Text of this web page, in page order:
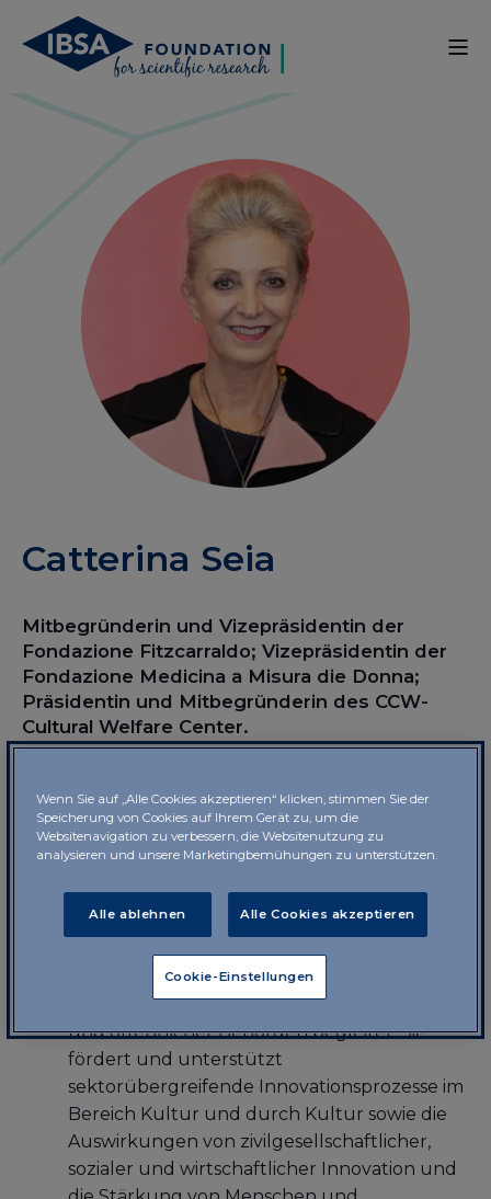
Catterina Seia
Mitbegründerin und Vizepräsidentin der
Fondazione Fitzcarraldo; Vizepräsidentin der
Fondazione Medicina a Misura die Donna;
Präsidentin und Mitbegründerin des CCW-
Cultural Welfare Center.
Lebenslauf
Mitbegründerin und Vizepräsidentin der
Fondazione Fitzcarraldoseit 2013, einer
führenden Forschungseinrichtung, welche
die kulturellen Konzepte öffentlicher
Einrichtungen, privater Organisationen
(insbesondere Unternehmensphilanthropie)
und öffentlicher Behörden begleitet. Sie
fördert und unterstützt
sektorübergreifende Innovationsprozesse im
Bereich Kultur und durch Kultur sowie die
Auswirkungen von zivilgesellschaftlicher,
sozialer und wirtschaftlicher Innovation und
Wenn Sie auf „Alle Cookies akzeptieren“ klicken, stimmen Sie der
Speicherung von Cookies auf Ihrem Gerät zu, um die
Websitenavigation zu verbessern, die Websitenutzung zu
analysieren und unsere Marketingbemühungen zu unterstützen.
Alle ablehnen Alle Cookies akzeptieren
Cookie-Einstellungen